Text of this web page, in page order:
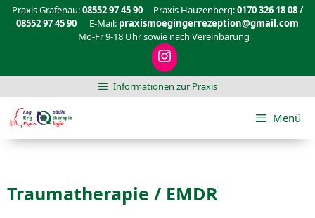
Praxis Grafenau:08552 97 45 90 Praxis Hauzenberg:0170 326 18 08 /
08552 97 45 90 E-Mail: praxismoegingerrezeption@gmail.com
Mo-Fr 9-18 Uhr sowie nach Vereinbarung
Informationen zur Praxis
Menü
Traumatherapie / EMDR